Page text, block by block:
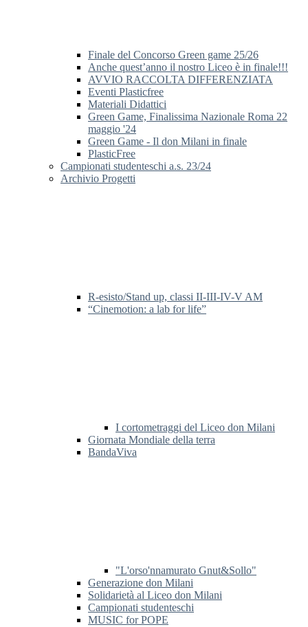
Finale del Concorso Green game 25/26
Anche quest’anno il nostro Liceo è in finale!!!
AVVIO RACCOLTA DIFFERENZIATA
Eventi Plasticfree
Materiali Didattici
Green Game, Finalissima Nazionale Roma 22
maggio '24
Green Game - Il don Milani in finale
PlasticFree
Campionati studenteschi a.s. 23/24
Archivio Progetti
R-esisto/Stand up, classi II-III-IV-V AM
“Cinemotion: a lab for life”
I cortometraggi del Liceo don Milani
Giornata Mondiale della terra
BandaViva
"L'orso'nnamurato Gnut&Sollo"
Generazione don Milani
Solidarietà al Liceo don Milani
Campionati studenteschi
MUSIC for POPE